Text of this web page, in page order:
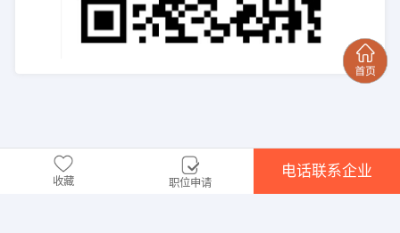
收藏 职位申请
电话联系企业